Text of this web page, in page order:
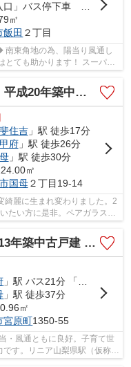
「八幡神社入口」バス停下車 徒歩2分
㎡
飯田 ２丁目
東角地の為、陽当り風通し
とても助かります！ スーパ
古戸建 内装一新 車1台
住吉」駅 徒歩17分
府」駅 徒歩26分
」駅 徒歩30分
㎡
国母２丁目19-14
綺麗に生まれ変わりました。2
たい方に是非。ペアガラス採
建 綺麗な室内 日当良好
」駅 バス21分 「宮原」 停歩3分
」駅 徒歩37分
㎡
宮原町1350-55
・風通ともに良好。子育て世
す。リニア山梨県駅（仮称）